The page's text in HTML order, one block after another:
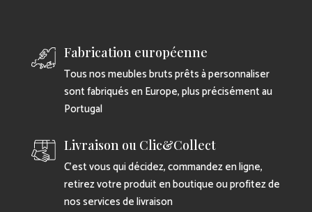
Fabrication européenne
Tous nos meubles bruts prêts à personnaliser
sont fabriqués en Europe, plus précisément au
Portugal
Livraison ou Clic&Collect
C’est vous qui décidez, commandez en ligne,
retirez votre produit en boutique ou profitez de
nos services de livraison